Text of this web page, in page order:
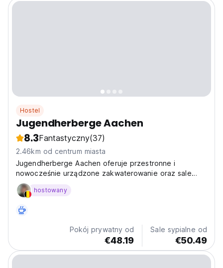
Hostel
Jugendherberge Aachen
8.3Fantastyczny(37)
2.46km od centrum miasta
Jugendherberge Aachen oferuje przestronne i
nowocześnie urządzone zakwaterowanie oraz sale
konferencyjne. Jest to idealne miejsce dla rodzin, grup
przyjaciół, wycieczek szkolnych i nie tylko.
hostowany
Pokój prywatny od
€48.19
Sale sypialne od
€50.49